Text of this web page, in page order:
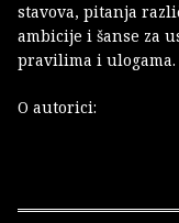
stavova, pitanja
ambicije i šanse za
pravilima i ulogama.
O autorici: